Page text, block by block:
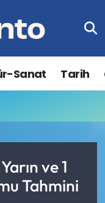
Sanat Tarih
ve 1
Tahmini